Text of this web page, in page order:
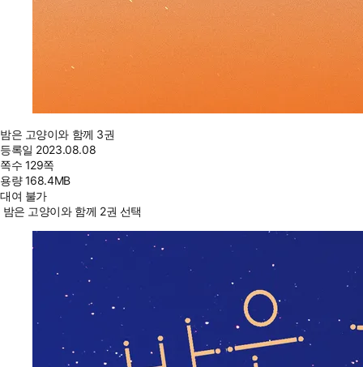
밤은 고양이와 함께 3권
등록일 2023.08.08
쪽수 129쪽
용량168.4MB
대여 불가
밤은 고양이와 함께 2권 선택